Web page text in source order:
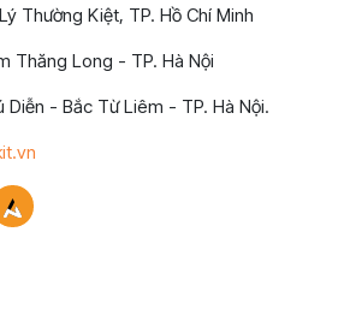
Thường Kiệt, TP. Hồ Chí Minh
Thăng Long - TP. Hà Nội
Diễn - Bắc Từ Liêm - TP. Hà Nội.